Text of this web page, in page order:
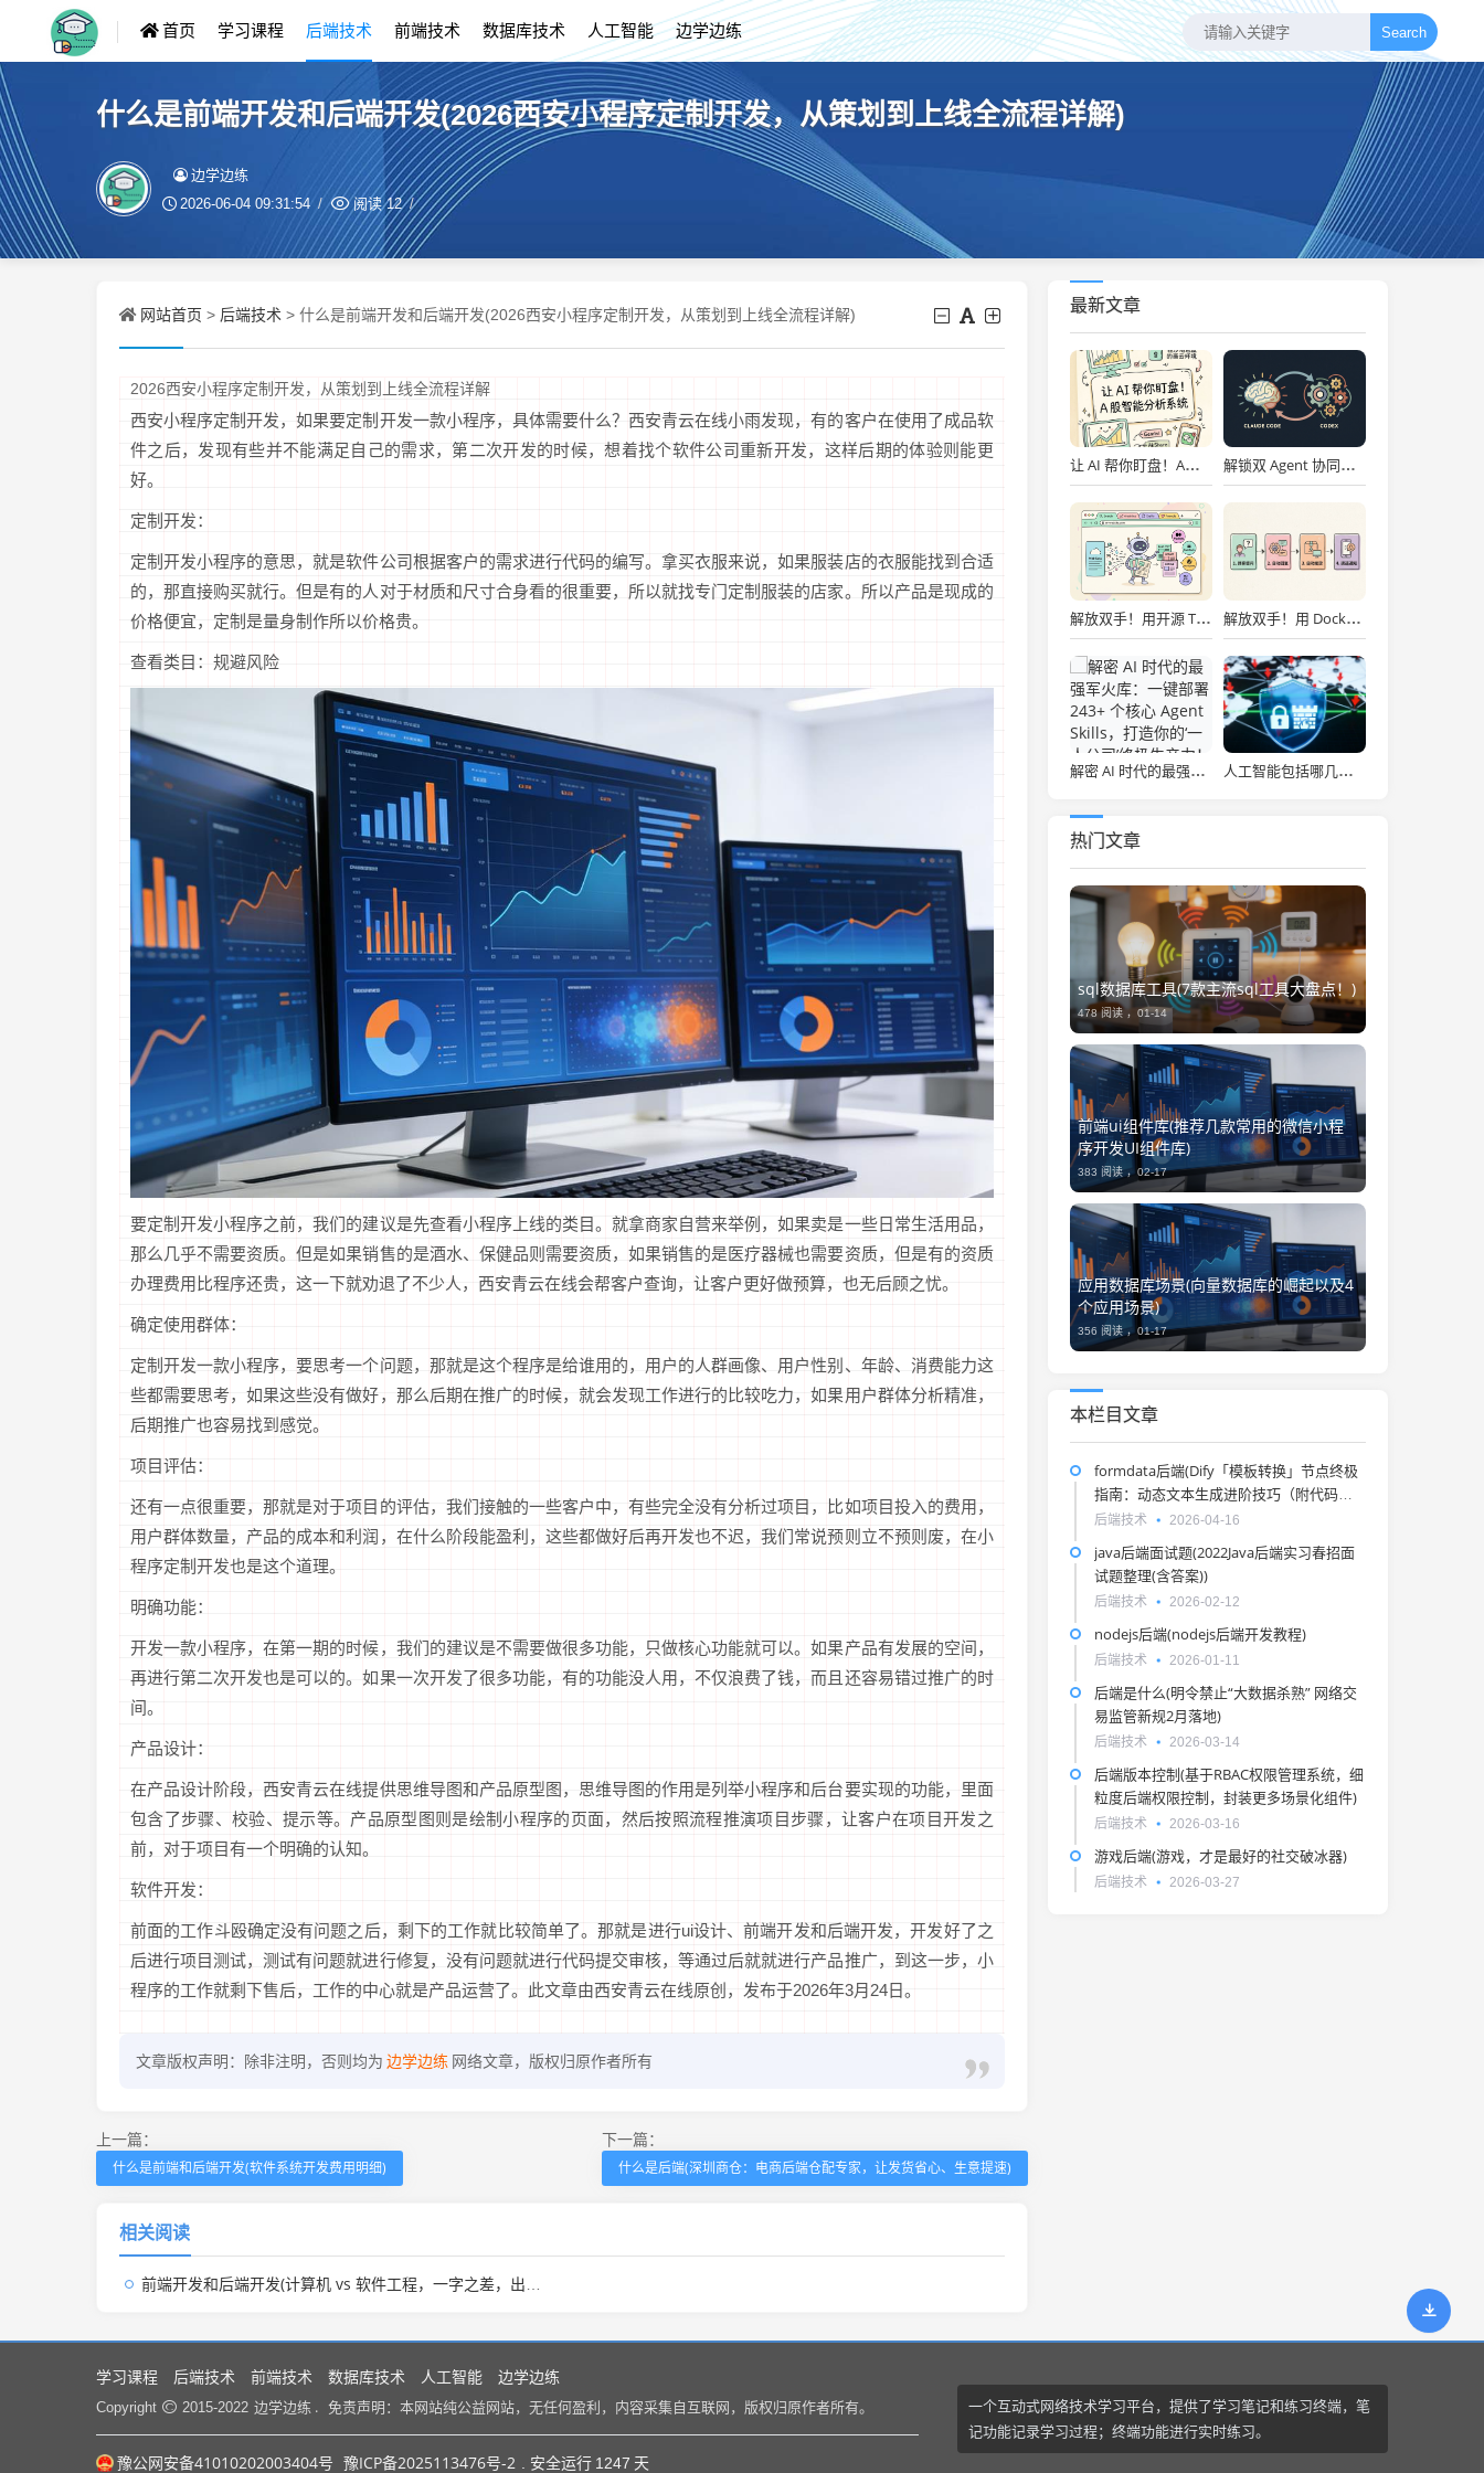
首页 学习课程 后端技术 前端技术 数据库技术 人工智能 边学边练 Search
什么是前端开发和后端开发(2026西安小程序定制开发，从策划到上线全流程详解)
边学边练
2026-06-04 09:31:54 阅读12
网站首页 > 后端技术 > 什么是前端开发和后端开发(2026西安小程序定制开发，从策划到上线全流程详解)
2026西安小程序定制开发，从策划到上线全流程详解
西安小程序定制开发，如果要定制开发一款小程序，具体需要什么？西安青云在线小雨发现，有的客户在使用了成品软
件之后，发现有些并不能满足自己的需求，第二次开发的时候，想着找个软件公司重新开发，这样后期的体验则能更
好。
定制开发：
定制开发小程序的意思，就是软件公司根据客户的需求进行代码的编写。拿买衣服来说，如果服装店的衣服能找到合适
的，那直接购买就行。但是有的人对于材质和尺寸合身看的很重要，所以就找专门定制服装的店家。所以产品是现成的
价格便宜，定制是量身制作所以价格贵。
查看类目：规避风险
要定制开发小程序之前，我们的建议是先查看小程序上线的类目。就拿商家自营来举例，如果卖是一些日常生活用品，
那么几乎不需要资质。但是如果销售的是酒水、保健品则需要资质，如果销售的是医疗器械也需要资质，但是有的资质
办理费用比程序还贵，这一下就劝退了不少人，西安青云在线会帮客户查询，让客户更好做预算，也无后顾之忧。
确定使用群体：
定制开发一款小程序，要思考一个问题，那就是这个程序是给谁用的，用户的人群画像、用户性别、年龄、消费能力这
些都需要思考，如果这些没有做好，那么后期在推广的时候，就会发现工作进行的比较吃力，如果用户群体分析精准，
后期推广也容易找到感觉。
项目评估：
还有一点很重要，那就是对于项目的评估，我们接触的一些客户中，有些完全没有分析过项目，比如项目投入的费用，
用户群体数量，产品的成本和利润，在什么阶段能盈利，这些都做好后再开发也不迟，我们常说预则立不预则废，在小
程序定制开发也是这个道理。
明确功能：
开发一款小程序，在第一期的时候，我们的建议是不需要做很多功能，只做核心功能就可以。如果产品有发展的空间，
再进行第二次开发也是可以的。如果一次开发了很多功能，有的功能没人用，不仅浪费了钱，而且还容易错过推广的时
间。
产品设计：
在产品设计阶段，西安青云在线提供思维导图和产品原型图，思维导图的作用是列举小程序和后台要实现的功能，里面
包含了步骤、校验、提示等。产品原型图则是绘制小程序的页面，然后按照流程推演项目步骤，让客户在项目开发之
前，对于项目有一个明确的认知。
软件开发：
前面的工作斗殴确定没有问题之后，剩下的工作就比较简单了。那就是进行ui设计、前端开发和后端开发，开发好了之
后进行项目测试，测试有问题就进行修复，没有问题就进行代码提交审核，等通过后就就进行产品推广，到这一步，小
程序的工作就剩下售后，工作的中心就是产品运营了。此文章由西安青云在线原创，发布于2026年3月24日。
文章版权声明：除非注明，否则均为 边学边练 网络文章，版权归原作者所有
上一篇：
什么是前端和后端开发(软件系统开发费用明细)
下一篇：
什么是后端(深圳商仓：电商后端仓配专家，让发货省心、生意提速)
相关阅读
前端开发和后端开发(计算机 vs 软件工程，一字之差，出路天差地别！选错后悔四年)
最新文章
让 AI 帮你盯盘！A股智能分析系统 解锁双 Agent 协同！Claude Code 与 Codex 黄金搭档深度实战
解放双手！用开源 Tabbit AI 浏览器打造全自动内容流水线：选题、竞品分析到一键发布实战 解放双手！用 Docker 一键部署开源闲鱼“自动赚钱机器”，智能回复发货全搞定！
解密 AI 时代的最强军火库：一键部署 243+ 个核心 Agent Skills，打造你的‘一人公司’终极生产力！ 人工智能包括哪几个专业(人工智能时代，这些“AI+专业”正在逆袭！毕业即抢占高薪赛道)
热门文章
sql数据库工具(7款主流sql工具大盘点！)
478 阅读 ，01-14
前端ui组件库(推荐几款常用的微信小程
序开发UI组件库)
383 阅读 ，02-17
应用数据库场景(向量数据库的崛起以及4
个应用场景)
356 阅读 ，01-17
本栏目文章
formdata后端(Dify「模板转换」节点终极
指南：动态文本生成进阶技巧（附代码）
Jinja2引擎解析｜6大应用场景实战)
后端技术 2026-04-16
java后端面试题(2022Java后端实习春招面
试题整理(含答案))
后端技术 2026-02-12
nodejs后端(nodejs后端开发教程)
后端技术 2026-01-11
后端是什么(明令禁止“大数据杀熟” 网络交
易监管新规2月落地)
后端技术 2026-03-14
后端版本控制(基于RBAC权限管理系统，细
粒度后端权限控制，封装更多场景化组件)
后端技术 2026-03-16
游戏后端(游戏，才是最好的社交破冰器)
后端技术 2026-03-27
学习课程 后端技术 前端技术 数据库技术 人工智能 边学边练
Copyright 2015-2022 边学边练 . 免责声明：本网站纯公益网站，无任何盈利，内容采集自互联网，版权归原作者所有。
一个互动式网络技术学习平台，提供了学习笔记和练习终端，笔
记功能记录学习过程；终端功能进行实时练习。
豫公网安备41010202003404号 豫ICP备2025113476号-2 . 安全运行 1247 天